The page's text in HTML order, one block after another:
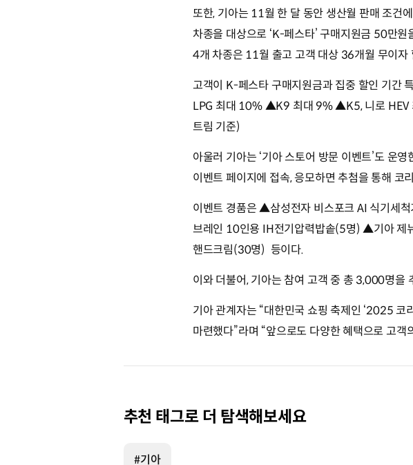
또한, 기아는 11월 한 달 동안 생산월 판매
차종을 대상으로 ‘K-페스타’ 구매지원금 50만
4개 차종은 11월 출고 고객 대상 36개월 무이자
고객이 K-페스타 구매지원금과 집중 할인 기간
LPG 최대 10% ▲K9 최대 9% ▲K5, 니로 HEV
트림 기준)
아울러 기아는 ‘기아 스토어 방문 이벤트’도 운
이벤트 페이지에 접속, 응모하면 추첨을 통해 코
이벤트 경품은 ▲삼성전자 비스포크 AI 식기세
브레인 10인용 IH전기압력밥솥(5명) ▲기아 제
핸드크림(30명) 등이다.
이와 더불어, 기아는 참여 고객 중 총 3,000명을
기아 관계자는 “대한민국 쇼핑 축제인 ‘2025 코
마련했다”라며 “앞으로도 다양한 혜택으로 고
추천 태그로 더 탐색해보세요
#기아